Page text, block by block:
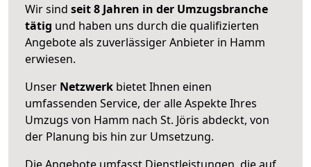
Wir sind seit 8 Jahren in der Umzugsbranche
tätig und haben uns durch die qualifizierten
Angebote als zuverlässiger Anbieter in Hamm
erwiesen.
Unser Netzwerk bietet Ihnen einen
umfassenden Service, der alle Aspekte Ihres
Umzugs von Hamm nach St. Jöris abdeckt, von
der Planung bis hin zur Umsetzung.